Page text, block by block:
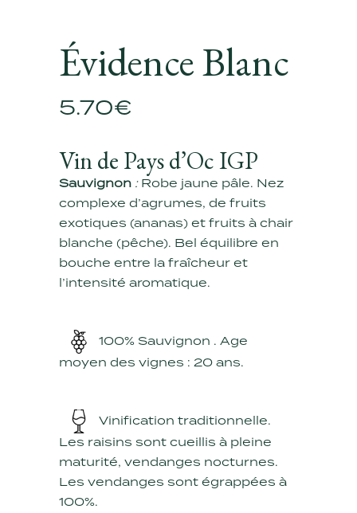
Évidence Blanc
5.70€
Vin de Pays d’Oc IGP
Sauvignon :Robe jaune pâle. Nez
complexe d’agrumes, de fruits
exotiques (ananas) et fruits à chair
blanche (pêche). Bel équilibre en
bouche entre la fraîcheur et
l’intensité aromatique.
100% Sauvignon . Age
moyen des vignes : 20 ans.
Vinification traditionnelle.
Les raisins sont cueillis à pleine
maturité, vendanges nocturnes.
Les vendanges sont égrappées à
100%.